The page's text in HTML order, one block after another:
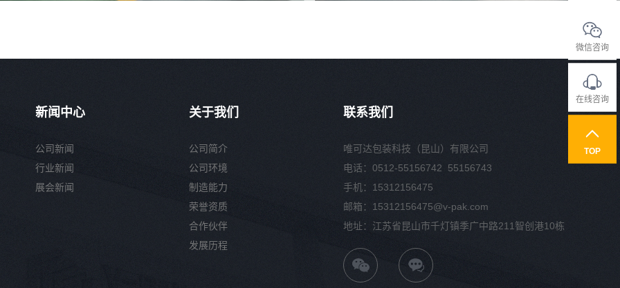
新闻中心
公司新闻
行业新闻
展会新闻
关于我们
公司简介
公司环境
制造能力
荣誉资质
合作伙伴
发展历程
联系我们
唯可达包装科技（昆山）有限公司
电话：0512-55156742 55156743
手机：15312156475
邮箱：15312156475@v-pak.com
地址：江苏省昆山市千灯镇季广中路211智创港10栋
微信咨询
在线咨询
TOP